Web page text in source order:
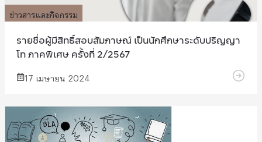
ข่าวสารและกิจกรรม
รายชื่อผู้มีสิทธิ์สอบสัมภาษณ์ เป็นนักศึกษาระดับปริญญา
โท ภาคพิเศษ ครั้งที่ 2/2567
17 เมษายน 2024